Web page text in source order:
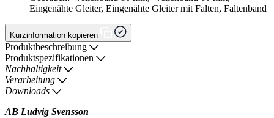
Eingenähte Gleiter, Eingenähte Gleiter mit Falten, Faltenband
Kurzinformation kopieren
Produktbeschreibung
Produktspezifikationen
Nachhaltigkeit
Verarbeitung
Downloads
AB Ludvig Svensson